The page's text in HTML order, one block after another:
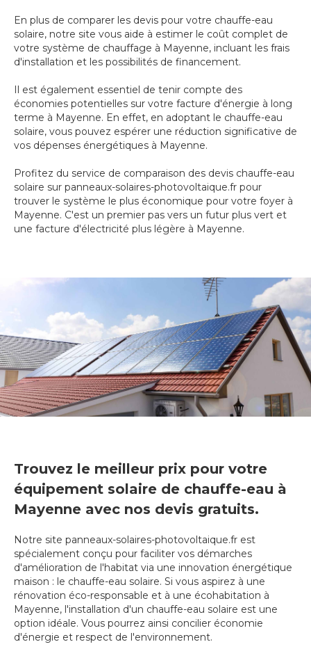
En plus de comparer les devis pour votre chauffe-eau
solaire, notre site vous aide à estimer le coût complet de
votre système de chauffage à Mayenne, incluant les frais
d'installation et les possibilités de financement.
Il est également essentiel de tenir compte des
économies potentielles sur votre facture d'énergie à long
terme à Mayenne. En effet, en adoptant le chauffe-eau
solaire, vous pouvez espérer une réduction significative de
vos dépenses énergétiques à Mayenne.
Profitez du service de comparaison des devis chauffe-eau
solaire sur panneaux-solaires-photovoltaique.fr pour
trouver le système le plus économique pour votre foyer à
Mayenne. C'est un premier pas vers un futur plus vert et
une facture d'électricité plus légère à Mayenne.
Trouvez le meilleur prix pour votre
équipement solaire de chauffe-eau à
Mayenne avec nos devis gratuits.
Notre site panneaux-solaires-photovoltaique.fr est
spécialement conçu pour faciliter vos démarches
d'amélioration de l'habitat via une innovation énergétique
maison : le chauffe-eau solaire. Si vous aspirez à une
rénovation éco-responsable et à une écohabitation à
Mayenne, l'installation d'un chauffe-eau solaire est une
option idéale. Vous pourrez ainsi concilier économie
d'énergie et respect de l'environnement.